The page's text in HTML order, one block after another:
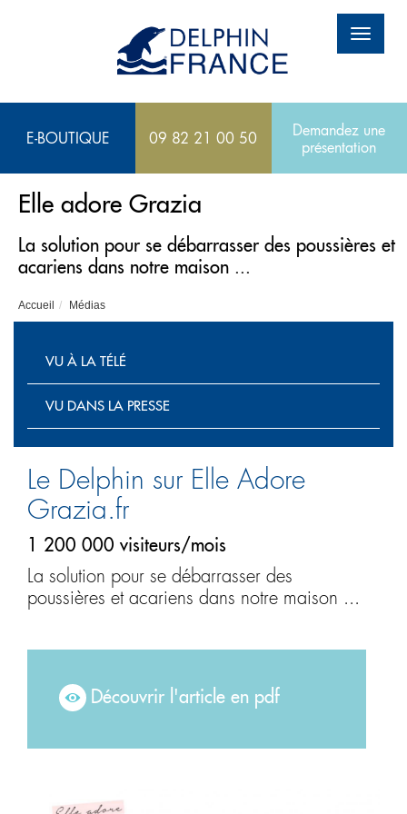
E-BOUTIQUE 09 82 21 00 50
Demandez une
présentation
Elle adore Grazia
La solution pour se débarrasser des poussières et
acariens dans notre maison ...
Accueil Médias
Navigation
VU À LA TÉLÉ
VU DANS LA PRESSE
Colonne
1
Le Delphin sur Elle Adore
Grazia.fr
1 200 000 visiteurs/mois
La solution pour se débarrasser des
poussières et acariens dans notre maison ...
Découvrir l'article en pdf
Colonne